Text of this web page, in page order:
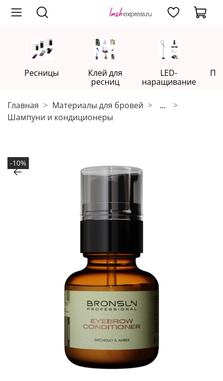
Ресницы
Клей для
ресниц
LED-
наращивание
Главная Материалы для бровей
...
Шампуни и кондиционеры
-10%